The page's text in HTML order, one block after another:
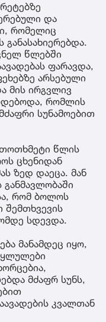
და
რომელიც
წლებში
ფარავდა,
არსებული
მის ირგვლივ
რომლის
სუნამოებით
წლის
ცხენიდან
ზედ დაეცა. მან
რომ ბოლოს
შემთხვევის
სდევდა.
მანამდეც იყო,
მძაფრ სუნს,
კვალთან